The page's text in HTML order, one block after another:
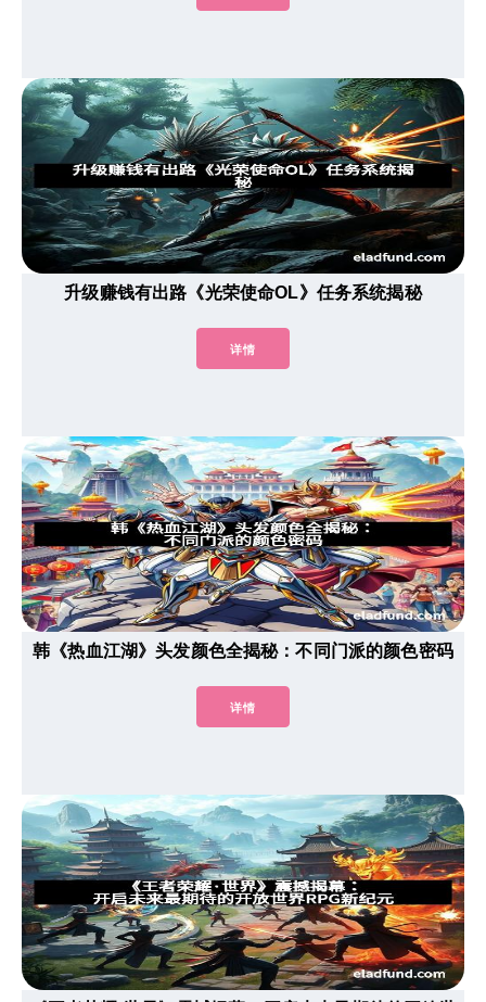
升级赚钱有出路《光荣使命OL》任务系统揭秘
详情
韩《热血江湖》头发颜色全揭秘：不同门派的颜色密码
详情